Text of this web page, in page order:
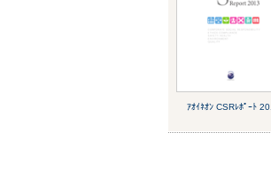
ｱｵｲﾈｵﾝ CSRﾚﾎﾟｰﾄ